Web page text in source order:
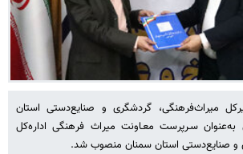
میراث‌فرهنگی، گردشگری و صنایع‌دستی استان
سـرپرست معـاونت میراث فرهنگی اداره‌کل
و صنایع‌دستی استان سمنان منصوب شد.